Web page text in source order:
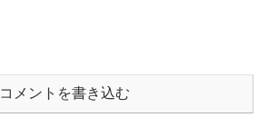
コメントを書き込む